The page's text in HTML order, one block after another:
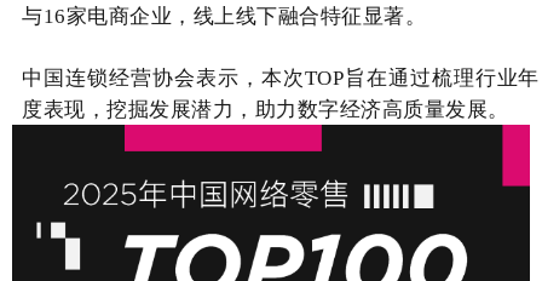
与16家电商企业，线上线下融合特征显著。
中国连锁经营协会表示，本次TOP旨在通过梳理行业年
度表现，挖掘发展潜力，助力数字经济高质量发展。